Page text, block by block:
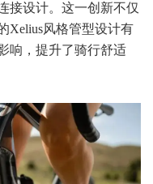
接设计。这一创新不仅
Xelius风格管型设计有
响，提升了骑行舒适